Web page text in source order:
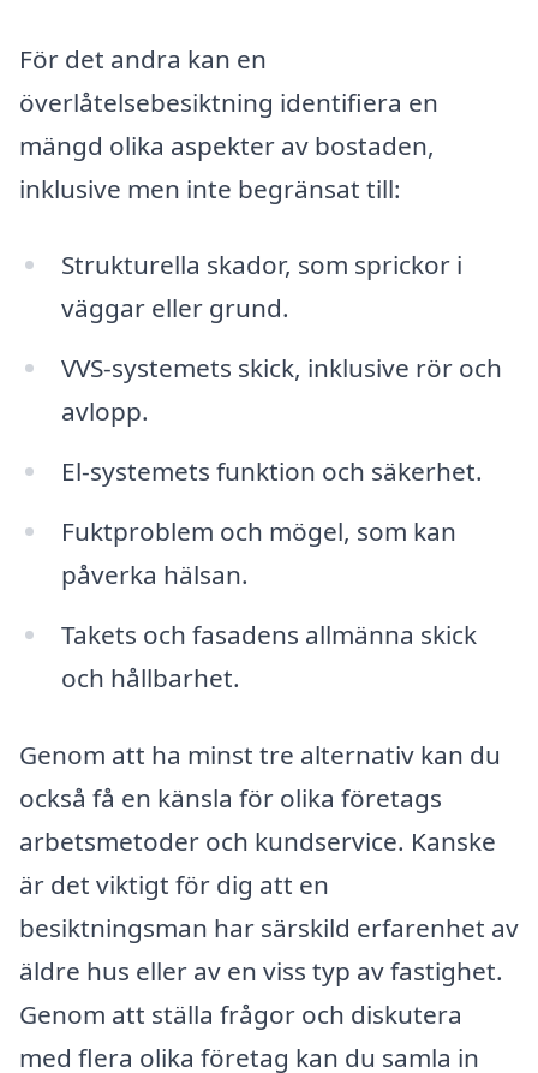
För det andra kan en
överlåtelsebesiktning identifiera en
mängd olika aspekter av bostaden,
inklusive men inte begränsat till:
Strukturella skador, som sprickor i
väggar eller grund.
VVS-systemets skick, inklusive rör och
avlopp.
El-systemets funktion och säkerhet.
Fuktproblem och mögel, som kan
påverka hälsan.
Takets och fasadens allmänna skick
och hållbarhet.
Genom att ha minst tre alternativ kan du
också få en känsla för olika företags
arbetsmetoder och kundservice. Kanske
är det viktigt för dig att en
besiktningsman har särskild erfarenhet av
äldre hus eller av en viss typ av fastighet.
Genom att ställa frågor och diskutera
med flera olika företag kan du samla in